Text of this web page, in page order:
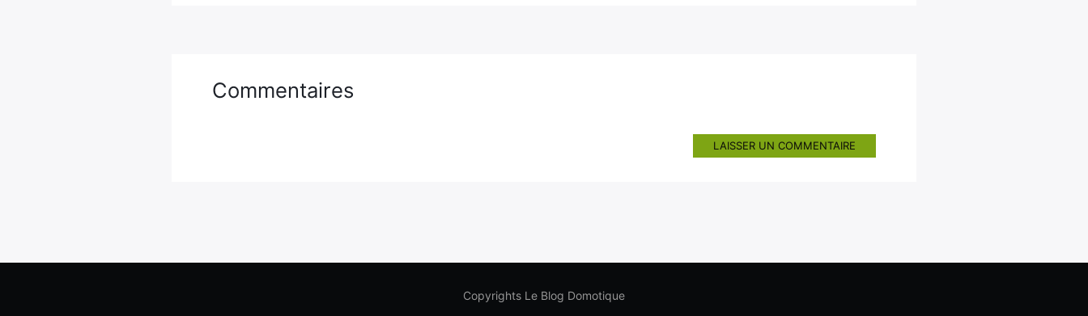
Commentaires
LAISSER UN COMMENTAIRE
Copyrights Le Blog Domotique